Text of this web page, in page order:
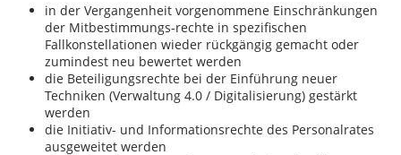
in der Vergangenheit vorgenommene Einschränkungen
der Mitbestimmungs-rechte in spezifischen
Fallkonstellationen wieder rückgängig gemacht oder
zumindest neu bewertet werden
die Beteiligungsrechte bei der Einführung neuer
Techniken (Verwaltung 4.0 / Digitalisierung) gestärkt
werden
die Initiativ- und Informationsrechte des Personalrates
ausgeweitet werden